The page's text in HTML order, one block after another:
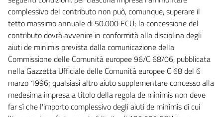
complessivo del contributo non può, comunque, superare il
tetto massimo annuale di 50.000 ECU; la concessione del
contributo dovrà avvenire in conformità alla disciplina degli
aiuti de minimis prevista dalla comunicazione della
Commissione delle Comunità europee 96/C 68/06, pubblicata
nella Gazzetta Ufficiale delle Comunità europee C 68 del 6
marzo 1996; qualsiasi altro aiuto supplementare concesso alla
medesima impresa a titolo della regola de minimis non deve
far sì che l'importo complessivo degli aiuti de minimis di cui